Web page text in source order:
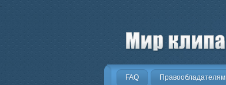
.
FAQ Правообладателям